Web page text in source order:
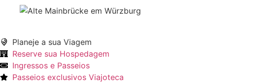
Planeje a sua Viagem
Reserve sua Hospedagem
Ingressos e Passeios
Passeios exclusivos Viajoteca